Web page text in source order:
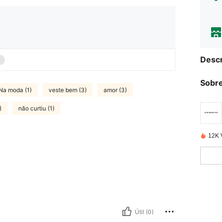
moda (1) veste bem (3) amor (3)
não curtiu (1)
Útil (0)
12K